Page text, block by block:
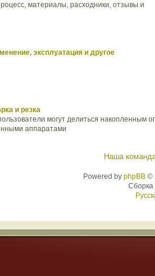
материалы, расходники, отзывы и
эксплуатация и другое
и резка
могут делиться накопленным
аппаратами
Наша
Powered by phpBB©